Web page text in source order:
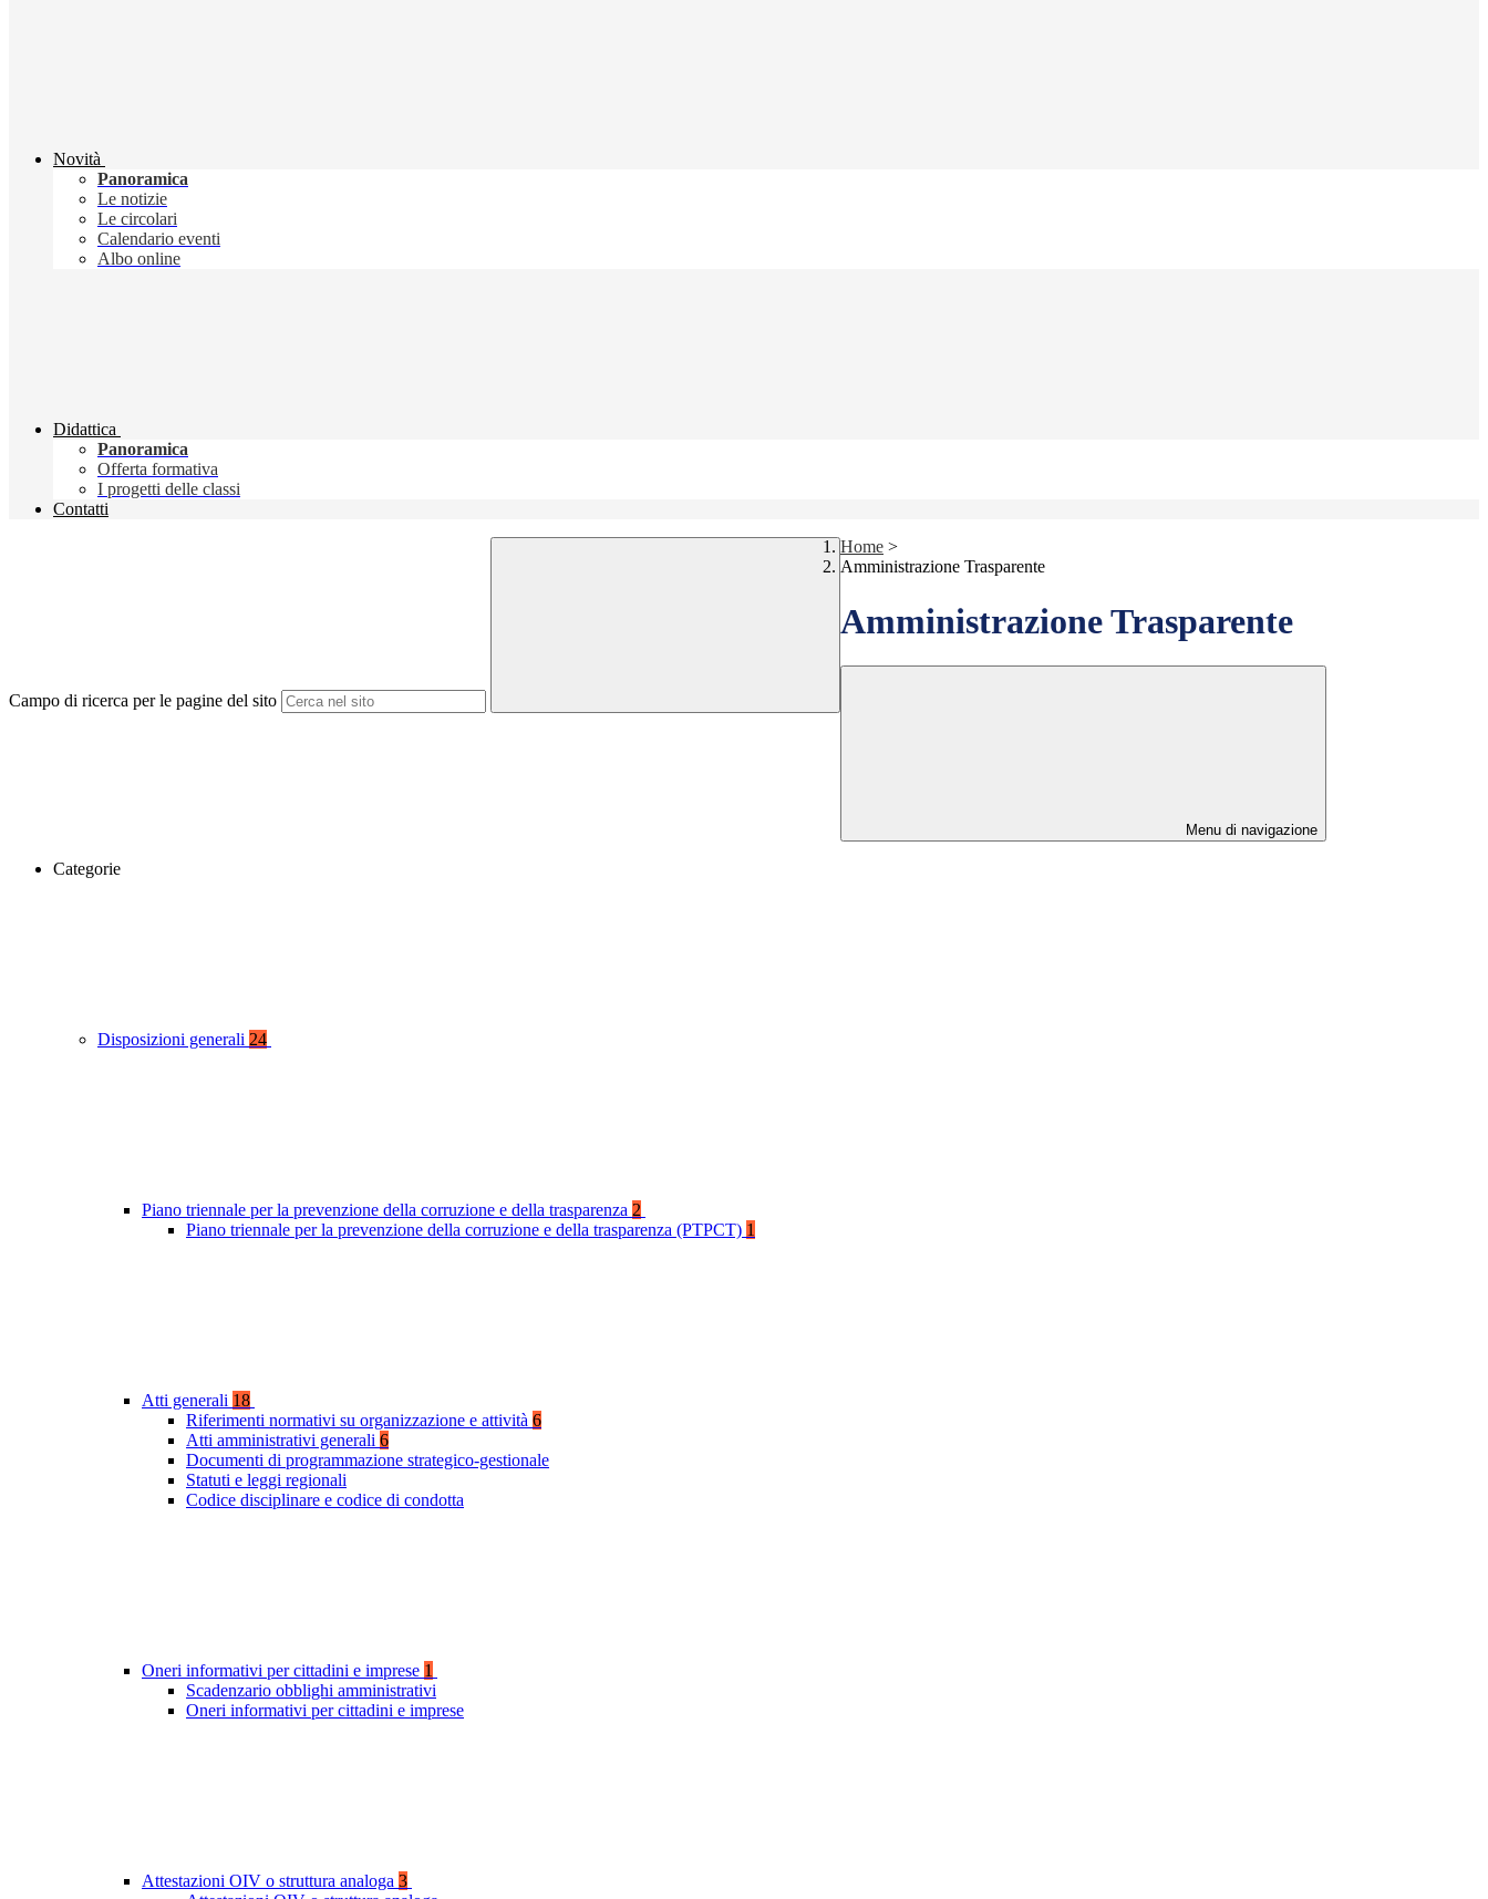
Novità
Panoramica
Le notizie
Le circolari
Calendario eventi
Albo online
Didattica
Panoramica
Offerta formativa
I progetti delle classi
Contatti
Campo di ricerca per le pagine del sito
Home >
Amministrazione Trasparente
Amministrazione Trasparente
Menu di navigazione
Categorie
Disposizioni generali 24
Piano triennale per la prevenzione della corruzione e della trasparenza 2
Piano triennale per la prevenzione della corruzione e della trasparenza (PTPCT) 1
Atti generali 18
Riferimenti normativi su organizzazione e attività 6
Atti amministrativi generali 6
Documenti di programmazione strategico-gestionale
Statuti e leggi regionali
Codice disciplinare e codice di condotta
Oneri informativi per cittadini e imprese 1
Scadenzario obblighi amministrativi
Oneri informativi per cittadini e imprese
Attestazioni OIV o struttura analoga 3